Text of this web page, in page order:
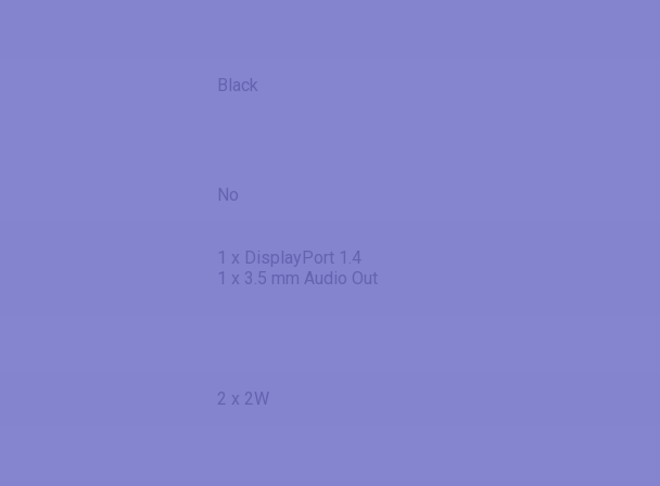
Black
No
1 x DisplayPort 1.4
1 x 3.5 mm Audio Out
2 x 2W